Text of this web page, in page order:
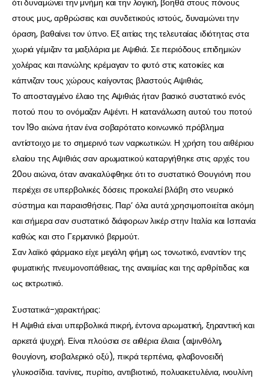
ότι δυναμώνει την μνήμη και την λογική, βοηθά στους πόνους
στους μυς, αρθρώσεις και συνδετικούς ιστούς, δυναμώνει την
όραση, βαθαίνει τον ύπνο. Εξ αιτίας της τελευταίας ιδιότητας στα
χωριά γέμιζαν τα μαξιλάρια με Αψιθιά. Σε περιόδους επιδημιών
χολέρας και πανώλης κρέμαγαν το φυτό στις κατοικίες και
κάπνιζαν τους χώρους καίγοντας βλαστούς Αψιθιάς.
Το αποσταγμένο έλαιο της Αψιθιάς ήταν βασικό συστατικό ενός
ποτού που το ονόμαζαν Αψέντι. Η κατανάλωση αυτού του ποτού
τον 19ο αιώνα ήταν ένα σοβαρότατο κοινωνικό πρόβλημα
αντίστοιχο με το σημερινό των ναρκωτικών. Η χρήση του αιθέριου
ελαίου της Αψιθιάς σαν αρωματικού καταργήθηκε στις αρχές του
20ου αιώνα, όταν ανακαλύφθηκε ότι το συστατικό Θουγιόνη που
περιέχει σε υπερβολικές δόσεις προκαλεί βλάβη στο νευρικό
σύστημα και παραισθήσεις. Παρ’ όλα αυτά χρησιμοποιείται ακόμη
και σήμερα σαν συστατικό διάφορων λικέρ στην Ιταλία και Ισπανία
καθώς και στο Γερμανικό βερμούτ.
Σαν λαϊκό φάρμακο είχε μεγάλη φήμη ως τονωτικό, εναντίον της
φυματικής πνευμονοπάθειας, της αναιμίας και της αρθρίτιδας και
ως εκτρωτικό.
Συστατικά-χαρακτήρας:
Η Αψιθιά είναι υπερβολικά πικρή, έντονα αρωματική, ξηραντική και
αρκετά ψυχρή. Είναι πλούσια σε αιθέρια έλαια (αψινθόλη,
θουγίονη, ισοβαλερικό οξύ), πικρά τερπένια, φλαβονοειδή
γλυκοσίδια. τανίνες, πυρίτιο, αντιβιοτικό, πολυακετυλένια, ινουλίνη